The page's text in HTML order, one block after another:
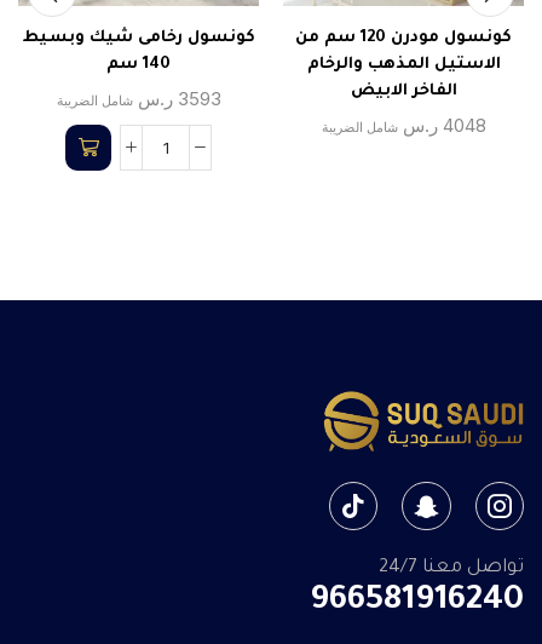
كونسول مودرن 120 سم من
الاستيل المذهب والرخام
الفاخر الابيض
4048 ر.س شامل الضريبة
كونسول رخامى شيك وبسيط
140 سم
3593 ر.س شامل الضريبة
تواصل معنا 24/7
966581916240